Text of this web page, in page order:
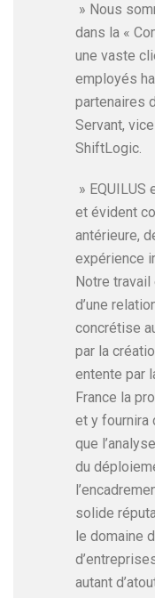
» Nous
dans la «
une vaste
employés
partenaires
Servant,
ShiftLogic.
» EQUILUS
et évident
antérieure,
expérience
Notre
d’une
concrétise
par la
entente par
France la
et y
que
du
solide
le domaine
autant